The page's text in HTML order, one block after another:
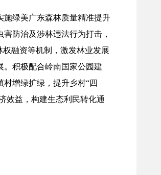
绿美广东森林质量精准提升
防治及涉林违法行为打击，
融资等机制，激发林业发展
积极配合岭南国家公园建
增绿扩绿，提升乡村“四
效益，构建生态利民转化通